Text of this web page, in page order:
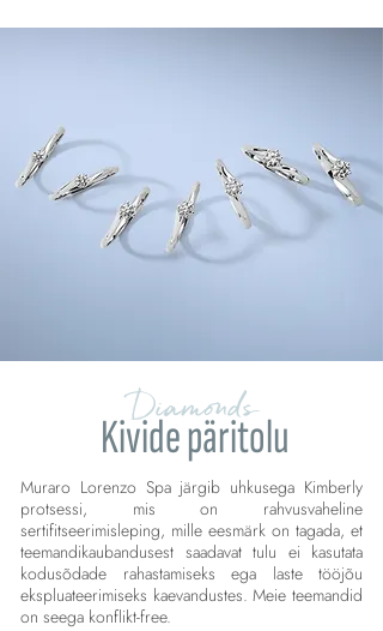
Diamonds
Kivide päritolu
Muraro Lorenzo Spa järgib uhkusega Kimberly
protsessi, mis on rahvusvaheline
sertifitseerimisleping, mille eesmärk on tagada, et
teemandikaubandusest saadavat tulu ei kasutata
kodusõdade rahastamiseks ega laste tööjõu
ekspluateerimiseks kaevandustes. Meie teemandid
on seega konflikt-free.